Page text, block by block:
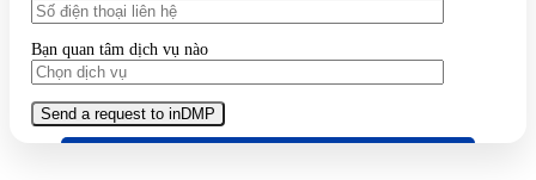
Bạn quan tâm dịch vụ nào